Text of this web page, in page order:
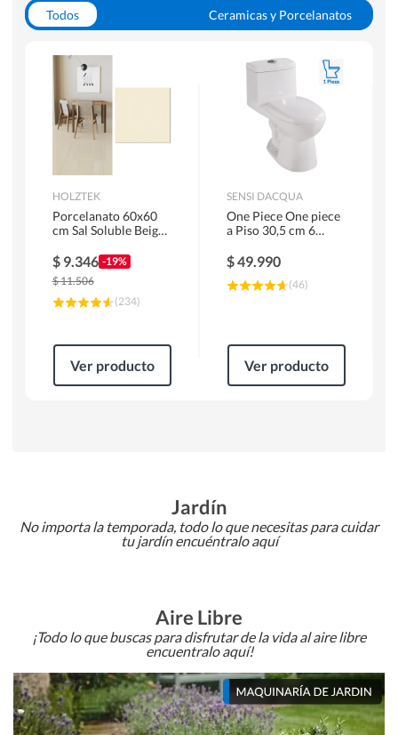
Todos
Ceramicas y Porcelanatos
WC y Sanitarios
Pisos Flotantes y Laminados
Pinturas
HOLZTEK
Porcelanato 60x60
cm Sal Soluble Beige
$ 9.346 -19%
$11.506
(234)
Ver producto
SENSI DACQUA
One Piece One piece
a Piso 30,5 cm 6
$49.990
(46)
Ver producto
Jardín
No importa la temporada, todo lo que necesitas para cuidar
tu jardín encuéntralo aquí
Aire Libre
¡Todo lo que buscas para disfrutar de la vida al aire libre
encuentralo aquí!